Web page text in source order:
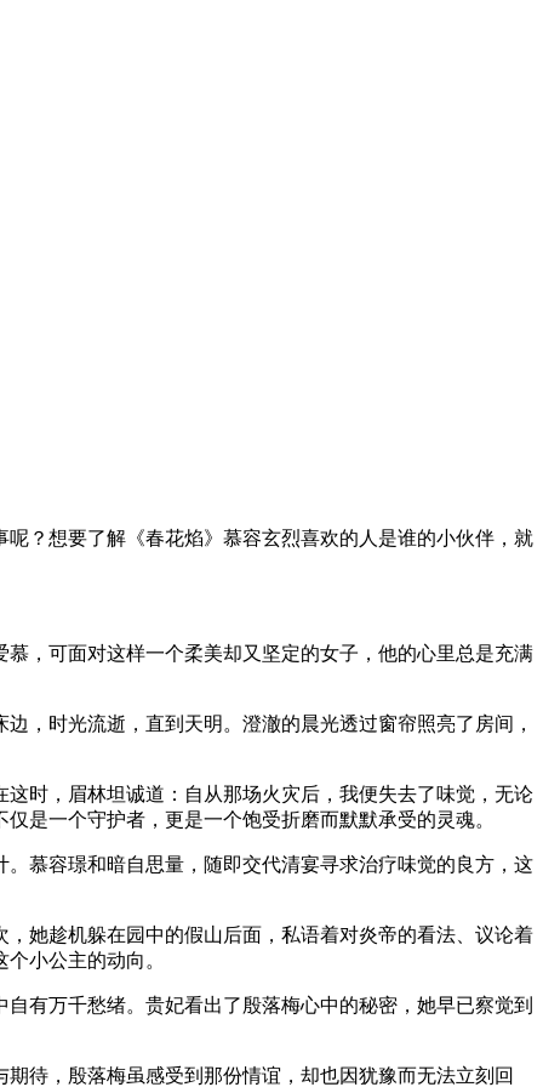
？想要了解《春花焰》慕容玄烈喜欢的人是谁的小伙伴，就
慕，可面对这样一个柔美却又坚定的女子，他的心里总是充满
时光流逝，直到天明。澄澈的晨光透过窗帘照亮了房间，
时，眉林坦诚道：自从那场火灾后，我便失去了味觉，无论
是一个守护者，更是一个饱受折磨而默默承受的灵魂。
慕容璟和暗自思量，随即交代清宴寻求治疗味觉的良方，这
她趁机躲在园中的假山后面，私语着对炎帝的看法、议论着
小公主的动向。
有万千愁绪。贵妃看出了殷落梅心中的秘密，她早已察觉到
待，殷落梅虽感受到那份情谊，却也因犹豫而无法立刻回